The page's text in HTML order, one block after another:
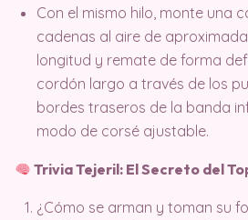
Con el mismo hilo, monte una
cadenas al aire de
longitud y remate de forma
cordón largo a través de los
bordes traseros de la banda
modo de corsé ajustable.
Trivia Tejeril: El Secreto del
¿Cómo se arman y toman su